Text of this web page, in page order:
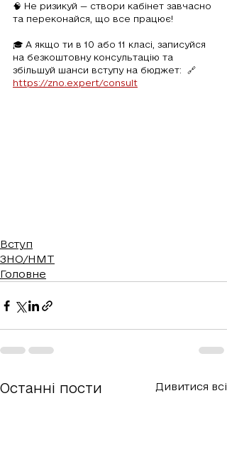
🧠 Не ризикуй — створи кабінет завчасно
та переконайся, що все працює!
🎓 А якщо ти в 10 або 11 класі, записуйся
на безкоштовну консультацію та
збільшуй шанси вступу на бюджет:  🔗
https://zno.expert/consult
Вступ
ЗНО/НМТ
Головне
Останні пости Дивитися всі